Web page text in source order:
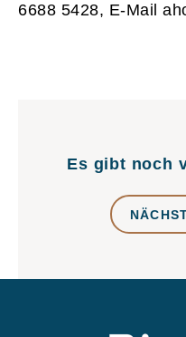
6688 5428, E-Mail
Es gibt noch